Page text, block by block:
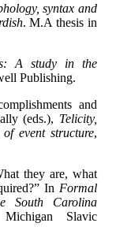
syntax and
. M.A thesis in
A study in the
Publishing.
and
(eds.), Telicity,
event structure,
they are, what
In Formal
South Carolina
Slavic